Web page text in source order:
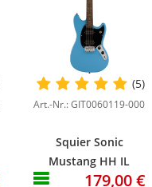
(5)
Art.-Nr.: GIT0060119-000
Squier Sonic
Mustang HH IL
California Blue
179,00 €